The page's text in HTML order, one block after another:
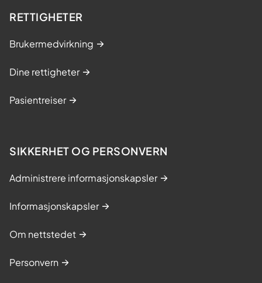
RETTIGHETER
Brukermedvirkning
Dine rettigheter
Pasientreiser
SIKKERHET OG PERSONVERN
Administrere informasjonskapsler
Informasjonskapsler
Om nettstedet
Personvern